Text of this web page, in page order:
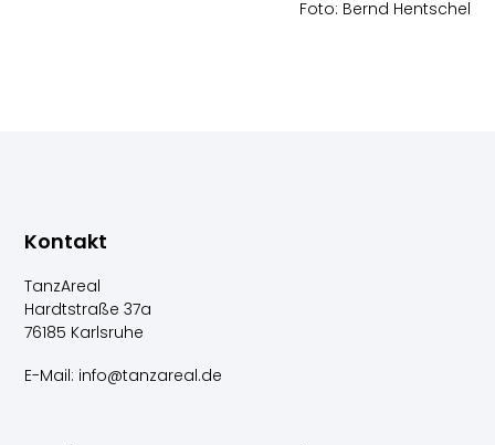
Foto: Bernd Hentschel
Kontakt
TanzAreal
Hardtstraße 37a
76185 Karlsruhe
E-Mail: info@tanzareal.de